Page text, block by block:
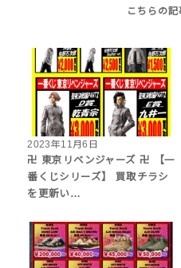
2023年11月6日
卍 東京リベンジャーズ 卍 【一
番くじシリーズ】 買取チラシ
を更新い…